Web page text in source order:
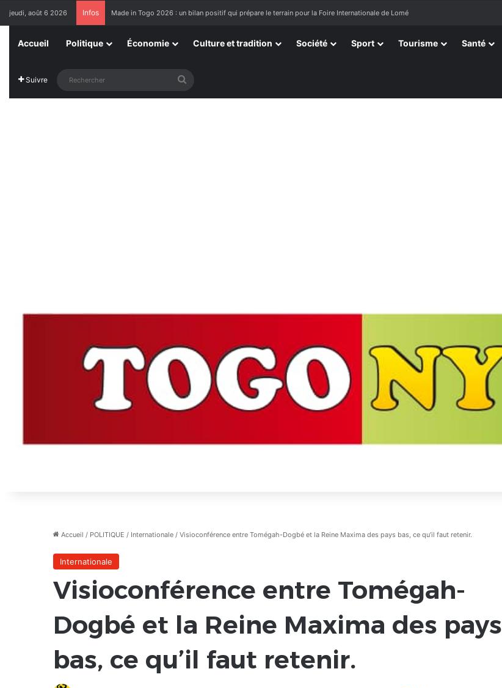
jeudi, août 6 2026 Infos Made in Togo 2026 : un bilan positif qui prépare le terrain pour la Foire Internationale de Lomé
Accueil Politique Économie Culture et tradition Société Sport Tourisme Santé
Suivre
Accueil / POLITIQUE / Internationale / Visioconférence entre Tomégah-Dogbé et la Reine Maxima des pays bas, ce qu’il faut retenir.
Internationale
Visioconférence entre Tomégah-
Dogbé et la Reine Maxima des pays
bas, ce qu’il faut retenir.